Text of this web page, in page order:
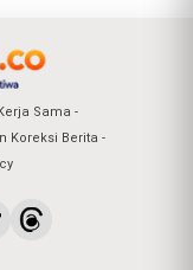
Sama
Koreksi Berita